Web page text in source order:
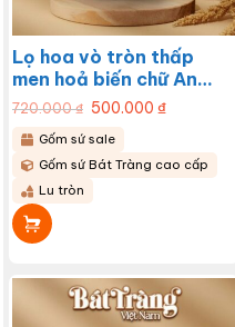
Lọ hoa vò tròn thấp
men hoả biến chữ An
BT-LGS24
720.000₫ Giá
gốc
là:
720.000 ₫.
500.000 ₫Giá
hiện
500.000 ₫.
Gốm sứ sale
Gốm sứ Bát Tràng cao cấp
Lu tròn